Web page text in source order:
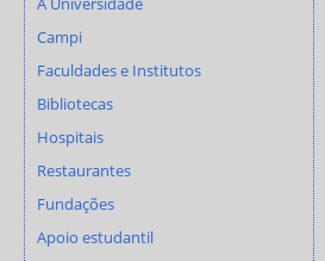
Campi
Faculdades e Institutos
Bibliotecas
Hospitais
Restaurantes
Fundações
Apoio estudantil